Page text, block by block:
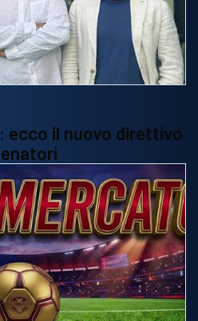
ecco il nuovo direttivo